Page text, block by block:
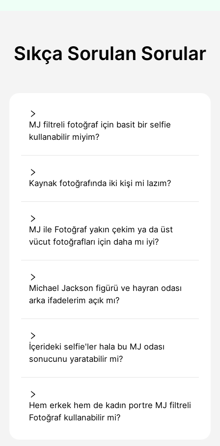
Sıkça Sorulan Sorular
MJ filtreli fotoğraf için basit bir selfie
kullanabilir miyim?
Kaynak fotoğrafında iki kişi mi lazım?
MJ ile Fotoğraf yakın çekim ya da üst
vücut fotoğrafları için daha mı iyi?
Michael Jackson figürü ve hayran odası
arka ifadelerim açık mı?
İçerideki selfie'ler hala bu MJ odası
sonucunu yaratabilir mi?
Hem erkek hem de kadın portre MJ filtreli
Fotoğraf kullanabilir mi?